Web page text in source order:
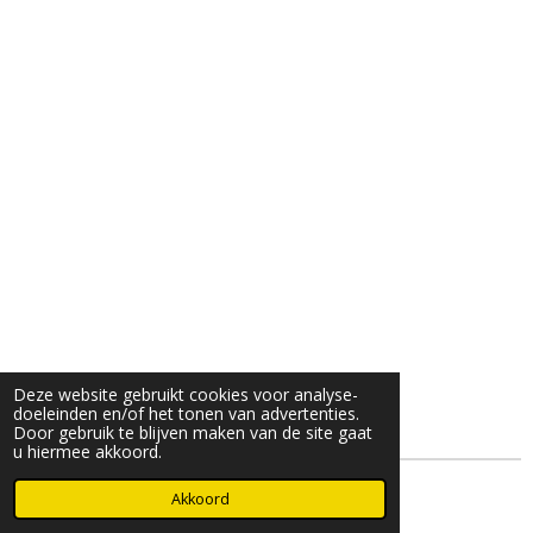
Deze website gebruikt cookies voor analyse-
doeleinden en/of het tonen van advertenties.
Door gebruik te blijven maken van de site gaat
u hiermee akkoord.
Akkoord
© 2025- 2026 Djöz mode